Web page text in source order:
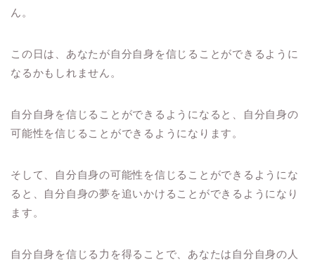
ん。
この日は、あなたが自分自身を信じることができるように
なるかもしれません。
自分自身を信じることができるようになると、自分自身の
可能性を信じることができるようになります。
そして、自分自身の可能性を信じることができるようにな
ると、自分自身の夢を追いかけることができるようになり
ます。
自分自身を信じる力を得ることで、あなたは自分自身の人